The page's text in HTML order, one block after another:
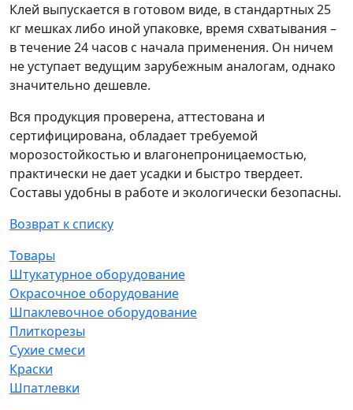
Клей выпускается в готовом виде, в стандартных 25
кг мешках либо иной упаковке, время схватывания –
в течение 24 часов с начала применения. Он ничем
не уступает ведущим зарубежным аналогам, однако
значительно дешевле.
Вся продукция проверена, аттестована и
сертифицирована, обладает требуемой
морозостойкостью и влагонепроницаемостью,
практически не дает усадки и быстро твердеет.
Составы удобны в работе и экологически безопасны.
Возврат к списку
Товары
Штукатурное оборудование
Окрасочное оборудование
Шпаклевочное оборудование
Плиткорезы
Сухие смеси
Краски
Шпатлевки